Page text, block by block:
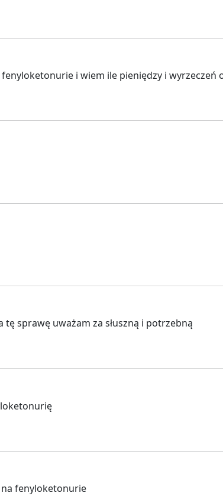
i wiem ile pieniędzy i wyrzeczeń
tę sprawę uważam za słuszną i potrzebną
fenyloketonurie